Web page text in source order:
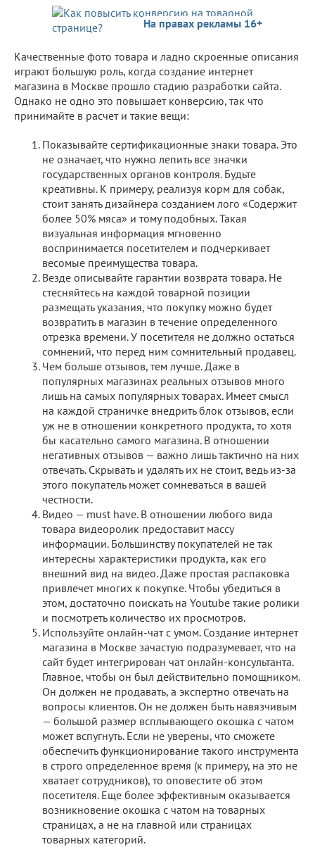
На правах рекламы 16+
Качественные фото товара и ладно скроенные описания
играют большую роль, когда создание интернет
магазина в Москве прошло стадию разработки сайта.
Однако не одно это повышает конверсию, так что
принимайте в расчет и такие вещи:
Показывайте сертификационные знаки товара. Это
не означает, что нужно лепить все значки
государственных органов контроля. Будьте
креативны. К примеру, реализуя корм для собак,
стоит занять дизайнера созданием лого «Содержит
более 50% мяса» и тому подобных. Такая
визуальная информация мгновенно
воспринимается посетителем и подчеркивает
весомые преимущества товара.
Везде описывайте гарантии возврата товара. Не
стесняйтесь на каждой товарной позиции
размещать указания, что покупку можно будет
возвратить в магазин в течение определенного
отрезка времени. У посетителя не должно остаться
сомнений, что перед ним сомнительный продавец.
Чем больше отзывов, тем лучше. Даже в
популярных магазинах реальных отзывов много
лишь на самых популярных товарах. Имеет смысл
на каждой страничке внедрить блок отзывов, если
уж не в отношении конкретного продукта, то хотя
бы касательно самого магазина. В отношении
негативных отзывов — важно лишь тактично на них
отвечать. Скрывать и удалять их не стоит, ведь из-за
этого покупатель может сомневаться в вашей
честности.
Видео — must have. В отношении любого вида
товара видеоролик предоставит массу
информации. Большинству покупателей не так
интересны характеристики продукта, как его
внешний вид на видео. Даже простая распаковка
привлечет многих к покупке. Чтобы убедиться в
этом, достаточно поискать на Youtube такие ролики
и посмотреть количество их просмотров.
Используйте онлайн-чат с умом. Создание интернет
магазина в Москве зачастую подразумевает, что на
сайт будет интегрирован чат онлайн-консультанта.
Главное, чтобы он был действительно помощником.
Он должен не продавать, а экспертно отвечать на
вопросы клиентов. Он не должен быть навязчивым
— большой размер всплывающего окошка с чатом
может вспугнуть. Если не уверены, что сможете
обеспечить функционирование такого инструмента
в строго определенное время (к примеру, на это не
хватает сотрудников), то оповестите об этом
посетителя. Еще более эффективным оказывается
возникновение окошка с чатом на товарных
страницах, а не на главной или страницах
товарных категорий.